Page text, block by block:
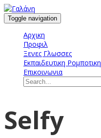
Toggle navigation
Αρχικη
Προφιλ
Ξενες Γλωσσες
Εκπαιδευτικη Ρομποτικη
Επικοινωνια
Selfy